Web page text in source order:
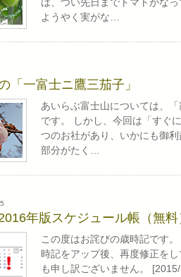
ようやく実がな…
「一富士ニ鷹三茄子」
あいらぶ富士山については、
です。 しかし、今回は「すぐ
つのお社があり、いかにも御
部分がたく…
年版スケジュール帳（無料
この度はお詫びの歳時記です
時記をアップ後、再度修正を
も申し訳ございません。